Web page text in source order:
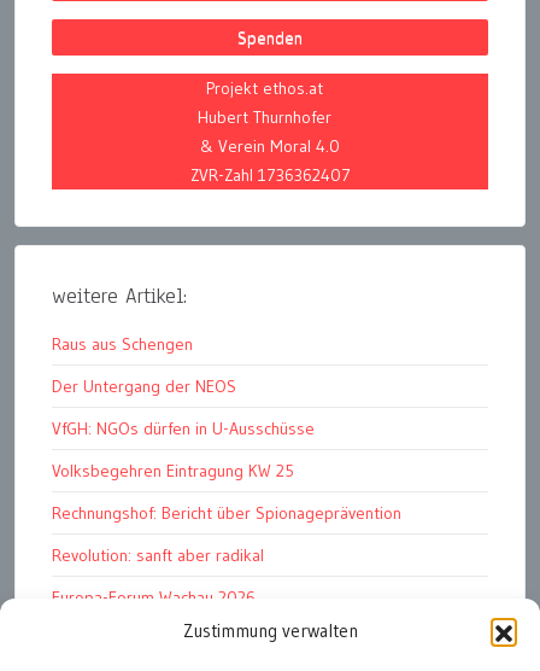
Zustimmung verwalten
Spenden
Projekt ethos.at
Hubert Thurnhofer
& Verein Moral 4.0
ZVR-Zahl 1736362407
weitere Artikel:
Raus aus Schengen
Der Untergang der NEOS
VfGH: NGOs dürfen in U-Ausschüsse
Volksbegehren Eintragung KW 25
Rechnungshof: Bericht über Spionageprävention
Revolution: sanft aber radikal
Europa-Forum Wachau 2026
Amnesty Report 2025/26